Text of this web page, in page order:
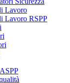
Lavoro
Lavoro RSPP